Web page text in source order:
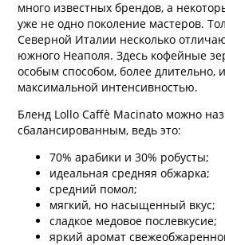
много известных брендов, а
уже не одно поколение мастеров.
Северной Италии несколько
южного Неаполя. Здесь кофейные
особым способом, более длительно,
максимальной интенсивностью.
Бленд Lollo Caffè Macinato можно
сбалансированным, ведь это:
70% арабики и 30% робусты;
идеальная средняя обжарка;
средний помол;
мягкий, но насыщенный вкус;
сладкое медовое послевкусие;
яркий аромат